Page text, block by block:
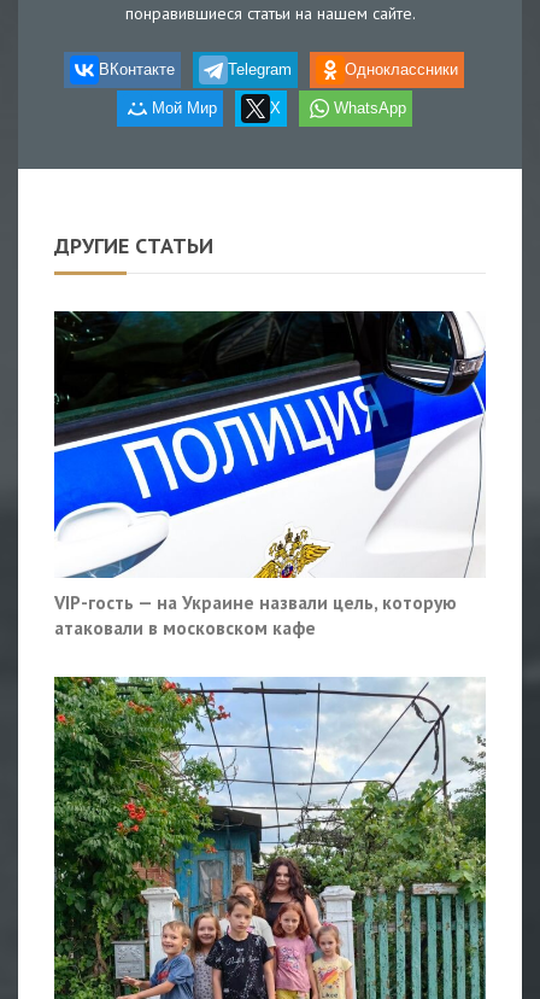
понравившиеся статьи на нашем сайте.
ВКонтакте Telegram Одноклассники
Мой Мир X WhatsApp
ДРУГИЕ СТАТЬИ
VIP-гость — на Украине назвали цель, которую
атаковали в московском кафе